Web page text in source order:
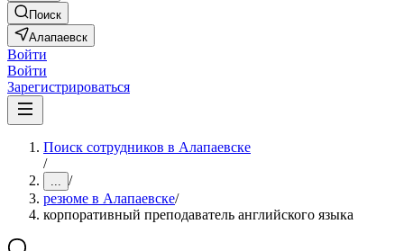
Поиск
Алапаевск
Войти
Войти
Зарегистрироваться
Поиск сотрудников в Алапаевске
/
... /
резюме в Алапаевске/
корпоративный преподаватель английского языка